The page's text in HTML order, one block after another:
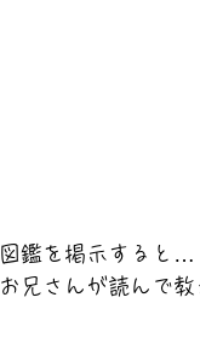
図鑑を掲示すると…
お兄さんが読んで教